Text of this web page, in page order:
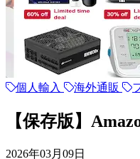
個人輸入 海外通販
【保存版】
2026年03月09日